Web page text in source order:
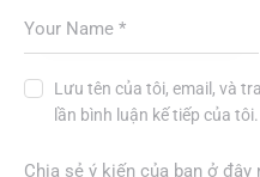
Lưu tên của tôi, email, và
lần bình luận kế tiếp của tôi.